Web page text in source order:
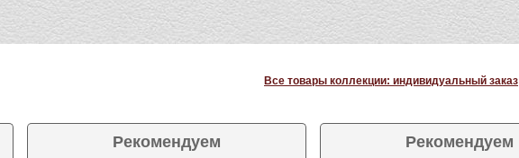
Все товары коллекции: индивидуальный заказ
Рекомендуем Рекомендуем